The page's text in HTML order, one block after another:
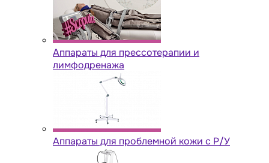
Аппараты для прессотерапии и
лимфодренажа
Аппараты для проблемной кожи с Р/У